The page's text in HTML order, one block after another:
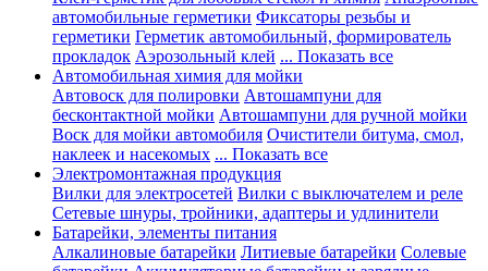
автомобильные герметики Фиксаторы резьбы и
герметики Герметик автомобильный, формирователь
прокладок Аэрозольный клей ... Показать все
Автомобильная химия для мойки
Автовоск для полировки Автошампуни для
бесконтактной мойки Автошампуни для ручной мойки
Воск для мойки автомобиля Очистители битума, смол,
наклеек и насекомых ... Показать все
Электромонтажная продукция
Вилки для электросетей Вилки с выключателем и реле
Сетевые шнуры, тройники, адаптеры и удлинители
Батарейки, элементы питания
Алкалиновые батарейки Литиевые батарейки Солевые